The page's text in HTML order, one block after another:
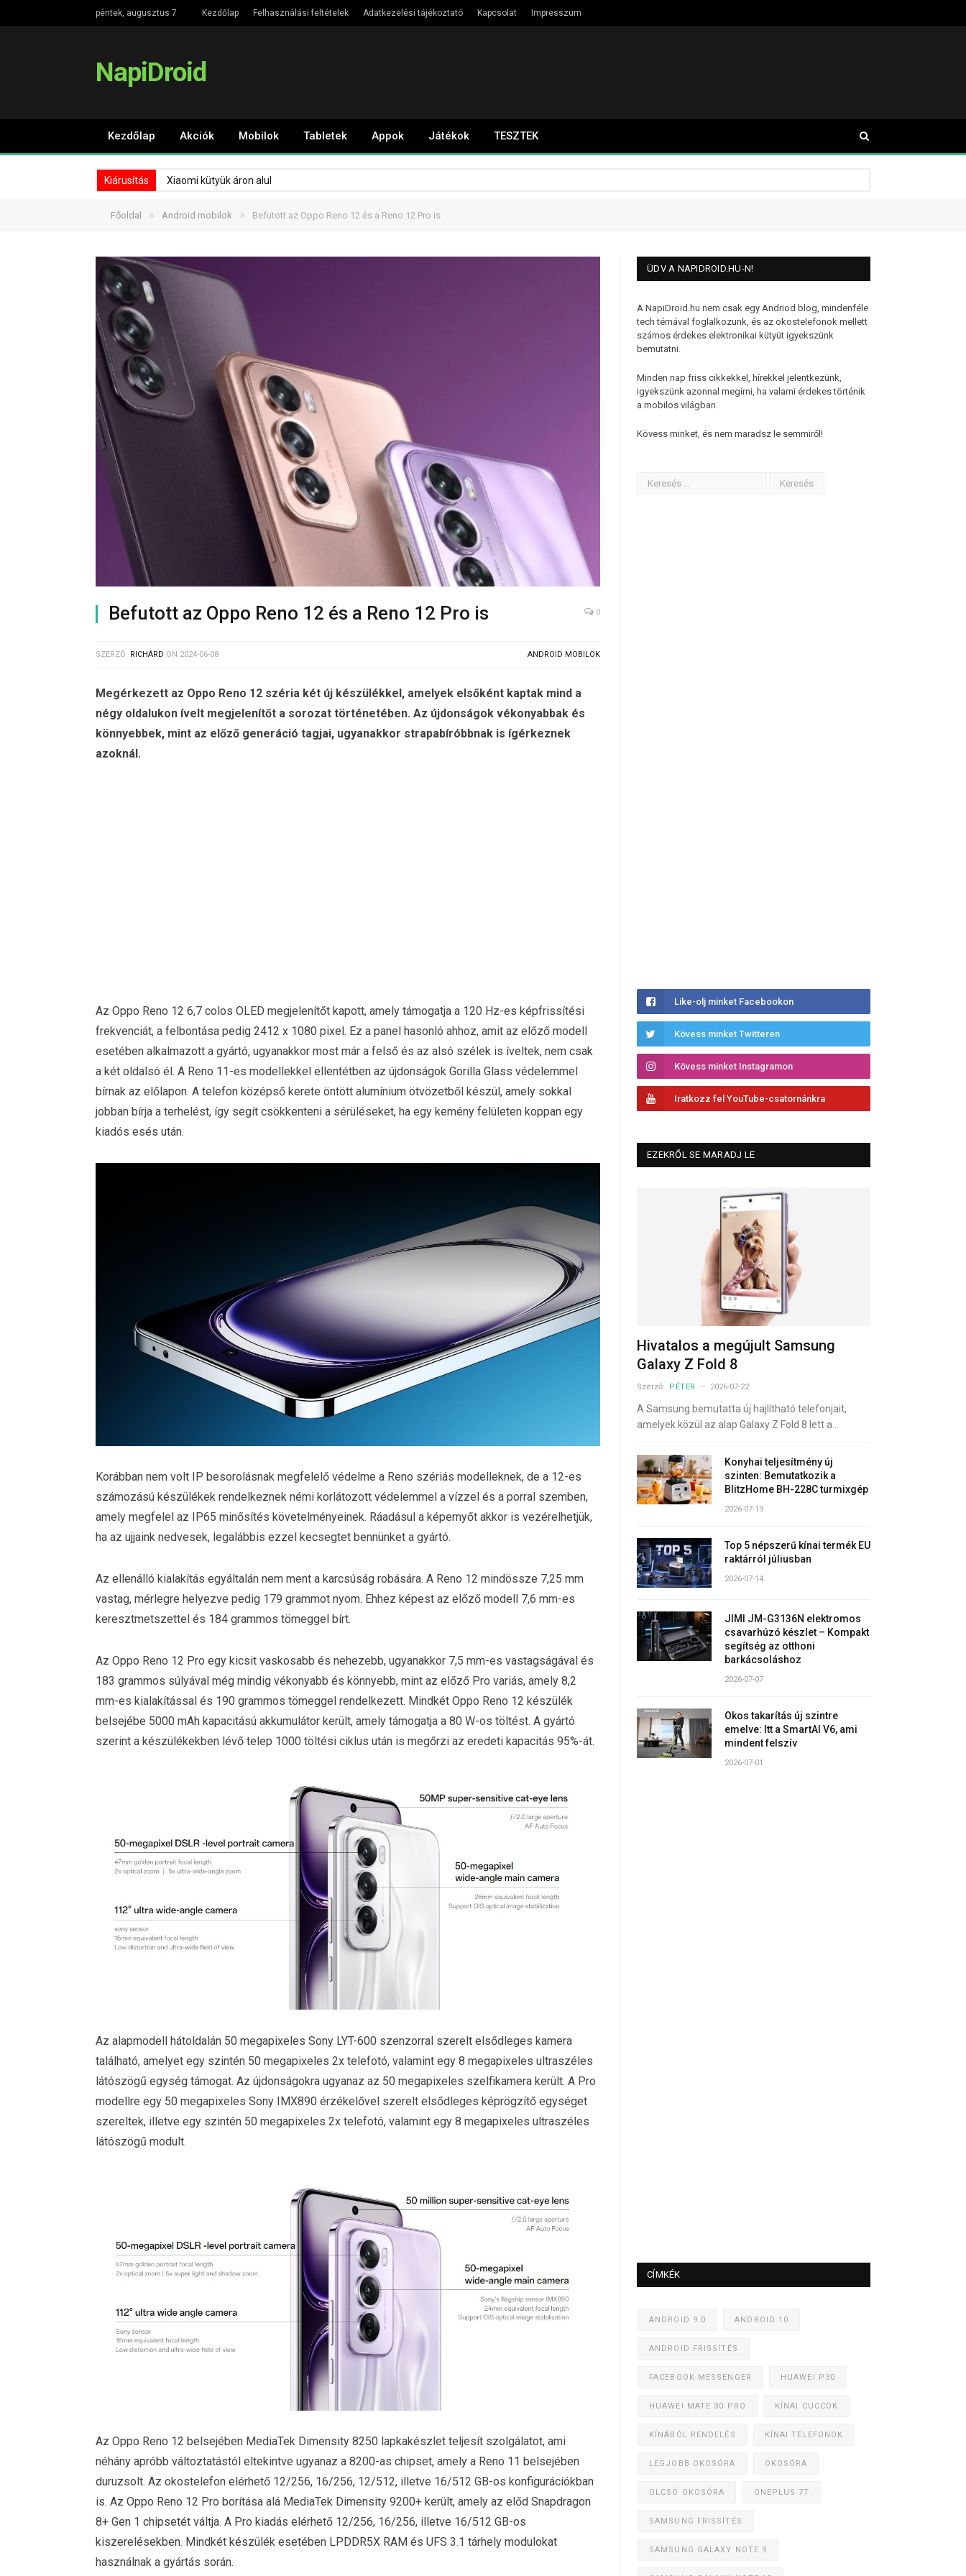
péntek, augusztus 7 Kezdőlap Felhasználási feltételek Adatkezelési tájékoztató Kapcsolat Impresszum
NapiDroid
Kezdőlap Akciók Mobilok Tabletek Appok Játékok TESZTEK
Kiárusítás Xiaomi kütyük áron alul
Főoldal » Android mobilok » Befutott az Oppo Reno 12 és a Reno 12 Pro is
Befutott az Oppo Reno 12 és a Reno 12 Pro is 0
SZERZŐ: RICHÁRD ON 2024-06-08 ANDROID MOBILOK
Megérkezett az Oppo Reno 12 széria két új készülékkel, amelyek elsőként kaptak mind a
négy oldalukon ívelt megjelenítőt a sorozat történetében. Az újdonságok vékonyabbak és
könnyebbek, mint az előző generáció tagjai, ugyanakkor strapabíróbbnak is ígérkeznek
azoknál.
Az Oppo Reno 12 6,7 colos OLED megjelenítőt kapott, amely támogatja a 120 Hz-es képfrissítési
frekvenciát, a felbontása pedig 2412 x 1080 pixel. Ez a panel hasonló ahhoz, amit az előző modell
esetében alkalmazott a gyártó, ugyanakkor most már a felső és az alsó szélek is íveltek, nem csak
a két oldalsó él. A Reno 11-es modellekkel ellentétben az újdonságok Gorilla Glass védelemmel
bírnak az előlapon. A telefon középső kerete öntött alumínium ötvözetből készül, amely sokkal
jobban bírja a terhelést, így segít csökkenteni a sérüléseket, ha egy kemény felületen koppan egy
kiadós esés után.
Korábban nem volt IP besorolásnak megfelelő védelme a Reno szériás modelleknek, de a 12-es
számozású készülékek rendelkeznek némi korlátozott védelemmel a vízzel és a porral szemben,
amely megfelel az IP65 minősítés követelményeinek. Ráadásul a képernyőt akkor is vezérelhetjük,
ha az ujjaink nedvesek, legalábbis ezzel kecsegtet bennünket a gyártó.
Az ellenálló kialakítás egyáltalán nem ment a karcsúság robására. A Reno 12 mindössze 7,25 mm
vastag, mérlegre helyezve pedig 179 grammot nyom. Ehhez képest az előző modell 7,6 mm-es
keresztmetszettel és 184 grammos tömeggel bírt.
Az Oppo Reno 12 Pro egy kicsit vaskosabb és nehezebb, ugyanakkor 7,5 mm-es vastagságával és
183 grammos súlyával még mindig vékonyabb és könnyebb, mint az előző Pro variás, amely 8,2
mm-es kialakítással és 190 grammos tömeggel rendelkezett. Mindkét Oppo Reno 12 készülék
belsejébe 5000 mAh kapacitású akkumulátor került, amely támogatja a 80 W-os töltést. A gyártó
szerint a készülékekben lévő telep 1000 töltési ciklus után is megőrzi az eredeti kapacitás 95%-át.
Az alapmodell hátoldalán 50 megapixeles Sony LYT-600 szenzorral szerelt elsődleges kamera
található, amelyet egy szintén 50 megapixeles 2x telefotó, valamint egy 8 megapixeles ultraszéles
látószögű egység támogat. Az újdonságokra ugyanaz az 50 megapixeles szelfikamera került. A Pro
modellre egy 50 megapixeles Sony IMX890 érzékelővel szerelt elsődleges képrögzítő egységet
szereltek, illetve egy szintén 50 megapixeles 2x telefotó, valamint egy 8 megapixeles ultraszéles
látószögű modult.
Az Oppo Reno 12 belsejében MediaTek Dimensity 8250 lapkakészlet teljesít szolgálatot, ami
néhány apróbb változtatástól eltekintve ugyanaz a 8200-as chipset, amely a Reno 11 belsejében
duruzsolt. Az okostelefon elérhető 12/256, 16/256, 12/512, illetve 16/512 GB-os konfigurációkban
is. Az Oppo Reno 12 Pro borítása alá MediaTek Dimensity 9200+ került, amely az előd Snapdragon
8+ Gen 1 chipsetét váltja. A Pro kiadás elérhető 12/256, 16/256, illetve 16/512 GB-os
kiszerelésekben. Mindkét készülék esetében LPDDR5X RAM és UFS 3.1 tárhely modulokat
használnak a gyártás során.
ÜDV A NAPIDROID.HU-N!
A NapiDroid.hu nem csak egy Andriod blog, mindenféle
tech témával foglalkozunk, és az okostelefonok mellett
számos érdekes elektronikai kütyüt igyekszünk
bemutatni.
Minden nap friss cikkekkel, hírekkel jelentkezünk,
igyekszünk azonnal megírni, ha valami érdekes történik
a mobilos világban.
Kövess minket, és nem maradsz le semmiről!
Like-olj minket Facebookon
Kövess minket Twitteren
Kövess minket Instagramon
Iratkozz fel YouTube-csatornánkra
EZEKRŐL SE MARADJ LE
Hivatalos a megújult Samsung
Galaxy Z Fold 8
Szerző: PÉTER 2026-07-22
A Samsung bemutatta új hajlítható telefonjait,
amelyek közül az alap Galaxy Z Fold 8 lett a…
Konyhai teljesítmény új
szinten: Bemutatkozik a
BlitzHome BH-228C turmixgép
2026-07-19
Top 5 népszerű kínai termék EU
raktárról júliusban
2026-07-14
JIMI JM-G3136N elektromos
csavarhúzó készlet – Kompakt
segítség az otthoni
barkácsoláshoz
2026-07-07
Okos takarítás új szintre
emelve: Itt a SmartAI V6, ami
mindent felszív
2026-07-01
CÍMKÉK
ANDROID 9.0 ANDROID 10
ANDROID FRISSÍTÉS
FACEBOOK MESSENGER HUAWEI P30
HUAWEI MATE 30 PRO KÍNAI CUCCOK
KÍNÁBÓL RENDELÉS KÍNAI TELEFONOK
LEGJOBB OKOSÓRA OKOSÓRA
OLCSÓ OKOSÓRA ONEPLUS 7T
SAMSUNG FRISSÍTÉS
SAMSUNG GALAXY NOTE 9